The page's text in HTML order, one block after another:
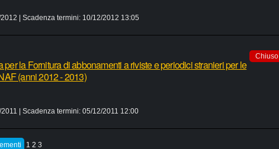
| Scadenza termini: 10/12/2012 13:05
Chiuso
per la Fornitura di abbonamenti a riviste e periodici stranieri per le
(anni 2012 - 2013)
| Scadenza termini: 05/12/2011 12:00
1 2 3